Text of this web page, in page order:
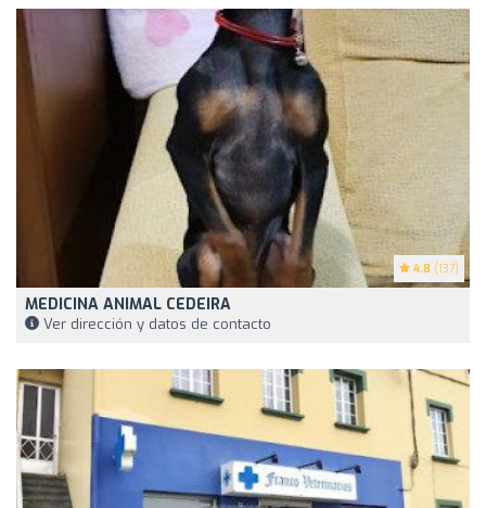
4.8 (137)
MEDICINA ANIMAL CEDEIRA
Ver dirección y datos de contacto